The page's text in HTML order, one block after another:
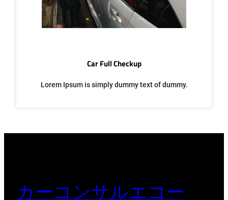
Car Full Checkup
Lorem Ipsum is simply dummy text of dummy.
カーコンサルエコー